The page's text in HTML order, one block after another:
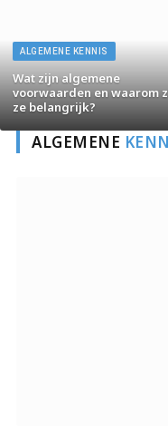
ALGEMENE KENNIS
Wat zijn algemene
voorwaarden en waarom
ze belangrijk?
ALGEMENE